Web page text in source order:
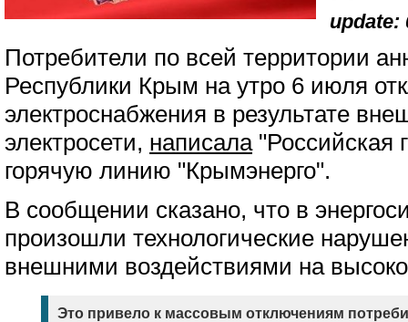
update:
Потребители по всей территории
Республики Крым на утро 6 июля
электроснабжения в результате
электросети, написала"Российская
горячую линию "Крымэнерго".
В сообщении сказано, что в
произошли технологические
внешними воздействиями на
Это привело к массовым отключениям